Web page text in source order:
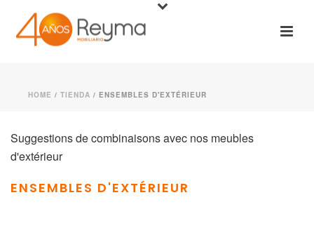
HOME / TIENDA / ENSEMBLES D'EXTÉRIEUR
Suggestions de combinaisons avec nos meubles
d'extérieur
ENSEMBLES D'EXTÉRIEUR